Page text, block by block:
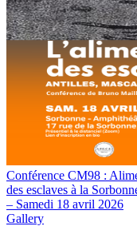
Conférence CM98 :
des esclaves à la
– Samedi 18 avril 2026
Gallery